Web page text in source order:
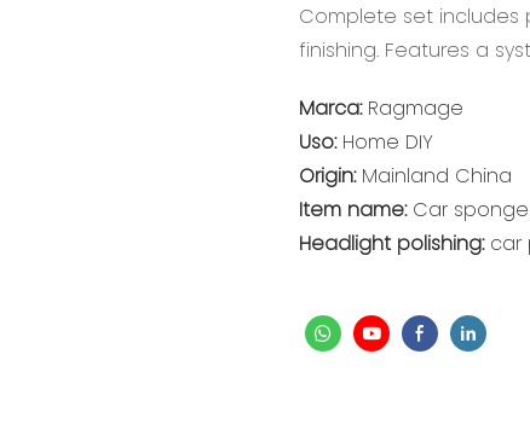
Complete set includes
finishing. Features a
Marca: Ragmage
Uso: Home DIY
Origin: Mainland China
Item name: Car
Headlight polishing: car